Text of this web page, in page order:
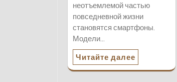
неотъемлемой частью
повседневной жизни
становятся смартфоны.
Модели…
Читайте далее